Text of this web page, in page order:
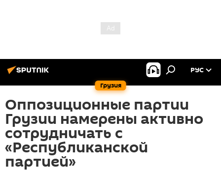
Грузия
РУС
Оппозиционные партии
Грузии намерены активно
сотрудничать с
«Республиканской
партией»